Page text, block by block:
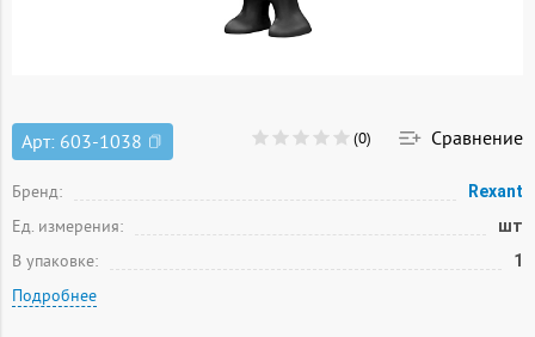
Арт: 603-1038 (0) Сравнение
Бренд: Rexant
Ед. измерения: шт
В упаковке: 1
Подробнее